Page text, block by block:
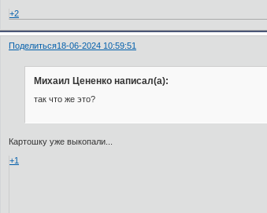
+2
Поделиться18-06-2024 10:59:51
Михаил Цененко написал(а):
так что же это?
Картошку уже выкопали...
+1